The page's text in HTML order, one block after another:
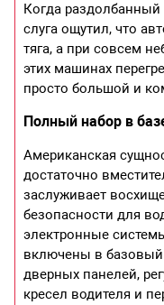
Когда
слуга ощутил, что
тяга, а при совсем
этих машинах
просто большой и
Полный набор в
Американская
достаточно
заслуживает
безопасности для
электронные
включены в базовый
дверных панелей,
кресел водителя и